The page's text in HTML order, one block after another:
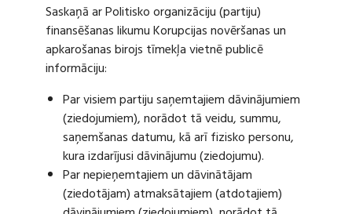
Saskaņā ar Politisko organizāciju (partiju)
finansēšanas likumu Korupcijas novēršanas un
apkarošanas birojs tīmekļa vietnē publicē
informāciju:
Par visiem partiju saņemtajiem dāvinājumiem
(ziedojumiem), norādot tā veidu, summu,
saņemšanas datumu, kā arī fizisko personu,
kura izdarījusi dāvinājumu (ziedojumu).
Par nepieņemtajiem un dāvinātājam
(ziedotājam) atmaksātajiem (atdotajiem)